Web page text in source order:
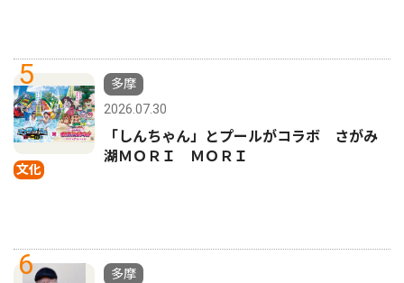
5
文化
多摩
2026.07.30
「しんちゃん」とプールがコラボ さがみ
湖ＭＯＲＩ ＭＯＲＩ
6
多摩